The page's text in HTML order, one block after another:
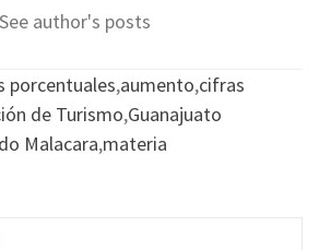
See author's posts
porcentuales,aumento,cifras
de Turismo,Guanajuato
Malacara,materia